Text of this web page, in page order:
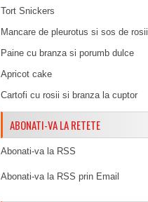
Tort Snickers
Mancare de pleurotus si sos de rosii
Paine cu branza si porumb dulce
Apricot cake
Cartofi cu rosii si branza la cuptor
ABONATI-VA LA RETETE
Abonati-va la RSS
Abonati-va la RSS prin Email